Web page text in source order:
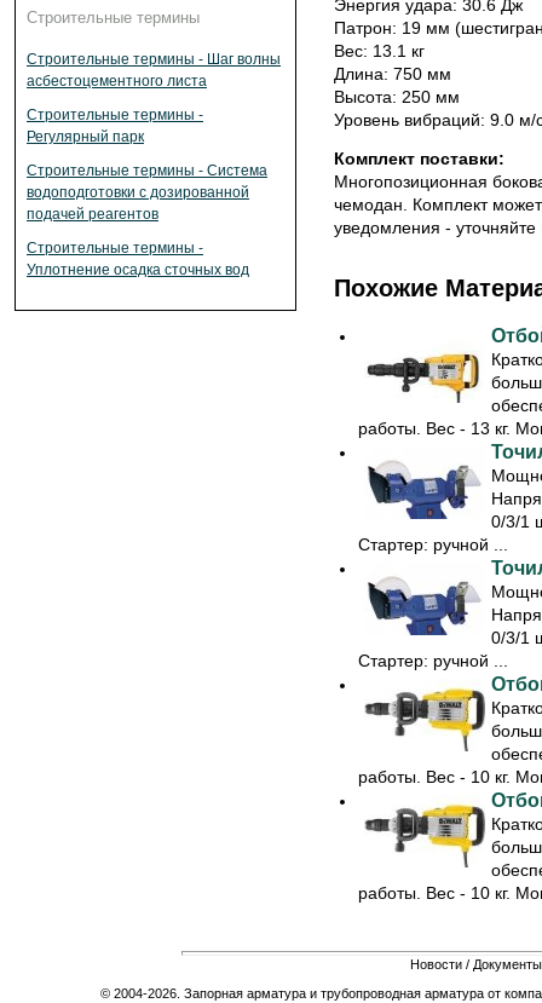
Строительные термины
Строительные термины - Шаг волны
асбестоцементного листа
Строительные термины -
Регулярный парк
Строительные термины - Система
водоподготовки с дозированной
подачей реагентов
Строительные термины -
Уплотнение осадка сточных вод
Энергия удара: 30.6 Дж
Патрон: 19 мм
Вес: 13.1 кг
Длина: 750 мм
Высота: 250 мм
Уровень вибраций: 9.0 м/
Комплект поставки:
Многопозиционная
чемодан. Комплект
уведомления -
Похожие
работы. Вес - 13 кг.
0/3/1
Стартер: ручной ...
0/3/1
Стартер: ручной ...
работы. Вес - 10 кг.
работы. Вес - 10 кг.
Новости / Документы
© 2004-2026. Запорная арматура и трубопроводная арматура от